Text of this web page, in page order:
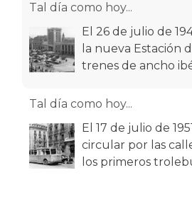
Tal día como hoy...
El 26 de julio de
la nueva Estación
trenes de ancho
Tal día como hoy...
El 17 de julio de
circular por las
los primeros